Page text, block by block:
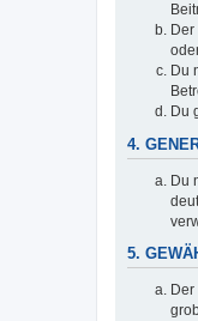
Du
Du
4.
Du
5.